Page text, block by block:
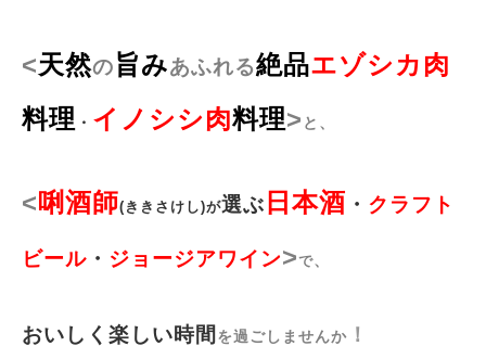
<天然の旨みあふれる絶品エゾシカ肉
料理 ・ イノシシ肉料理> と、
<唎酒師(ききさけし)が選ぶ 日本酒 ・ クラフト
ビール ・ ジョージアワイン>で、
おいしく楽しい時間 を過ごしませんか ！